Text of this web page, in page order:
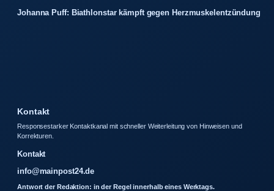
Johanna Puff: Biathlonstar kämpft gegen Herzmuskelentzündung
Kontakt
Responsestarker Kontaktkanal mit schneller Weiterleitung von Hinweisen und
Korrekturen.
Kontakt
info@mainpost24.de
Antwort der Redaktion: in der Regel innerhalb eines Werktags.